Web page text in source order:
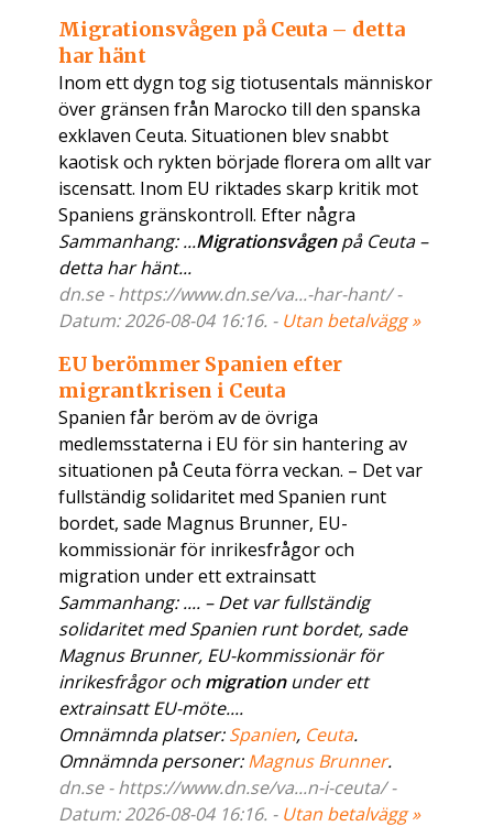
Migrationsvågen på Ceuta – detta
har hänt
Inom ett dygn tog sig tiotusentals människor
över gränsen från Marocko till den spanska
exklaven Ceuta. Situationen blev snabbt
kaotisk och rykten började florera om allt var
iscensatt. Inom EU riktades skarp kritik mot
Spaniens gränskontroll. Efter några
Sammanhang: ...Migrationsvågenpå Ceuta –
detta har hänt...
dn.se - https://www.dn.se/va...-har-hant/ -
Datum: 2026-08-04 16:16. - Utan betalvägg »
EU berömmer Spanien efter
migrantkrisen i Ceuta
Spanien får beröm av de övriga
medlemsstaterna i EU för sin hantering av
situationen på Ceuta förra veckan. – Det var
fullständig solidaritet med Spanien runt
bordet, sade Magnus Brunner, EU-
kommissionär för inrikesfrågor och
migration under ett extrainsatt
Sammanhang: .... – Det var fullständig
solidaritet med Spanien runt bordet, sade
Magnus Brunner, EU-kommissionär för
inrikesfrågor och migrationunder ett
extrainsatt EU-möte....
Omnämnda platser:Spanien, Ceuta.
Omnämnda personer:Magnus Brunner.
dn.se - https://www.dn.se/va...n-i-ceuta/ -
Datum: 2026-08-04 16:16. - Utan betalvägg »